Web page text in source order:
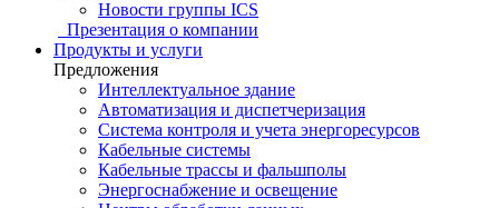
Новости группы ICS
Презентация о компании
Продукты и услуги
Предложения
Интеллектуальное здание
Автоматизация и диспетчеризация
Система контроля и учета энергоресурсов
Кабельные системы
Кабельные трассы и фальшполы
Энергоснабжение и освещение